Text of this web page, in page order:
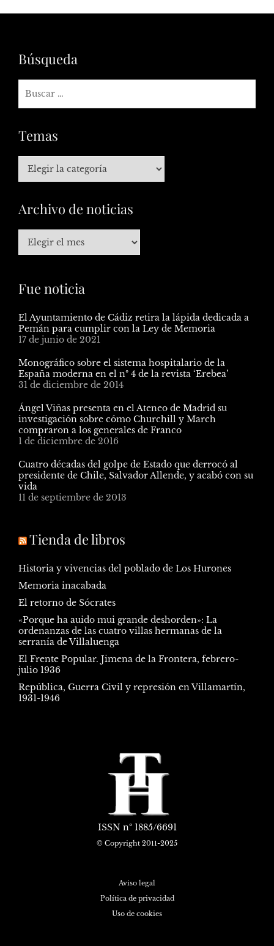
Búsqueda
Temas
Archivo de noticias
Fue noticia
El Ayuntamiento de Cádiz retira la lápida dedicada a
Pemán para cumplir con la Ley de Memoria
17 de junio de 2021
Monográfico sobre el sistema hospitalario de la
España moderna en el nº 4 de la revista ‘Erebea’
31 de diciembre de 2014
Ángel Viñas presenta en el Ateneo de Madrid su
investigación sobre cómo Churchill y March
compraron a los generales de Franco
1 de diciembre de 2016
Cuatro décadas del golpe de Estado que derrocó al
presidente de Chile, Salvador Allende, y acabó con su
vida
11 de septiembre de 2013
Tienda de libros
Historia y vivencias del poblado de Los Hurones
Memoria inacabada
El retorno de Sócrates
«Porque ha auido mui grande deshorden»: La
ordenanzas de las cuatro villas hermanas de la
serranía de Villaluenga
El Frente Popular. Jimena de la Frontera, febrero-
julio 1936
República, Guerra Civil y represión en Villamartín,
1931-1946
ISSN nº 1885/6691
© Copyright 2011-2025
Aviso legal
Política de privacidad
Uso de cookies